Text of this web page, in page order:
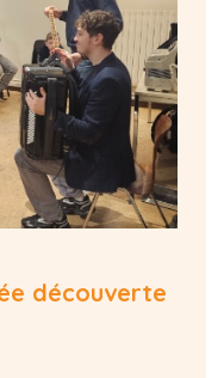
découverte